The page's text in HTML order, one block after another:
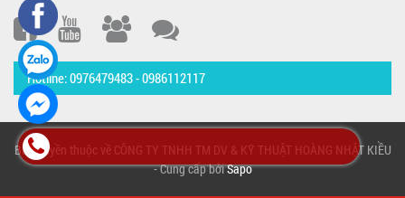
Hotline: 0976479483 - 0986112117
Bản quyền thuộc về CÔNG TY TNHH TM DV & KỸ THUẬT HOÀNG NHẬT KIỀU
- Cung cấp bởiSapo